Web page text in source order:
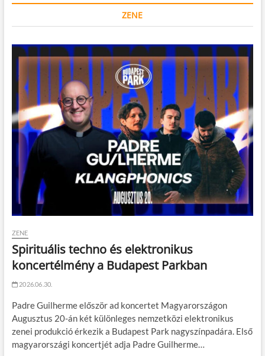
ZENE
ZENE
Spirituális techno és elektronikus
koncertélmény a Budapest Parkban
2026.06.30.
Padre Guilherme először ad koncertet Magyarországon
Augusztus 20-án két különleges nemzetközi elektronikus
zenei produkció érkezik a Budapest Park nagyszínpadára. Első
magyarországi koncertjét adja Padre Guilherme…